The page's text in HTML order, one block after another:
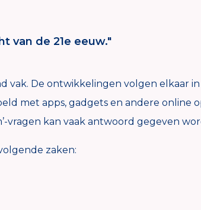
van de 21e eeuw."
vak. De ontwikkelingen volgen elkaar
met apps, gadgets en andere online
vragen kan vaak antwoord gegeven
zaken: